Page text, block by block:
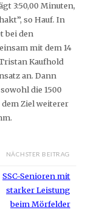
3:50,00 Minuten,
so Hauf. In
bei den
mit dem 14
Kaufhold
an. Dann
die 1500
Ziel weiterer
NÄCHSTER BEITRAG
SSC-Senioren mit
starker Leistung
beim Mörfelder